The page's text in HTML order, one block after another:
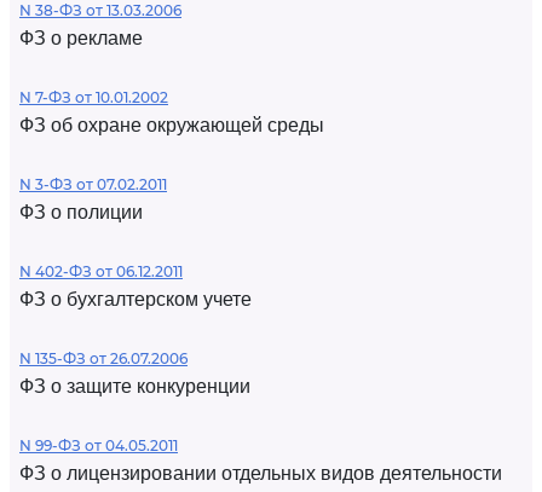
N 38-ФЗ от 13.03.2006
ФЗ о рекламе
N 7-ФЗ от 10.01.2002
ФЗ об охране окружающей среды
N 3-ФЗ от 07.02.2011
ФЗ о полиции
N 402-ФЗ от 06.12.2011
ФЗ о бухгалтерском учете
N 135-ФЗ от 26.07.2006
ФЗ о защите конкуренции
N 99-ФЗ от 04.05.2011
ФЗ о лицензировании отдельных видов деятельности